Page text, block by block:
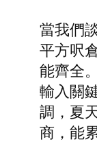
當我們
平方呎
能齊全
輸入關
調，夏
商，能